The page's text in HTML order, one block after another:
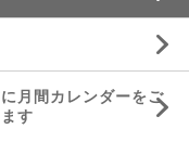
月間カレンダーをご
す